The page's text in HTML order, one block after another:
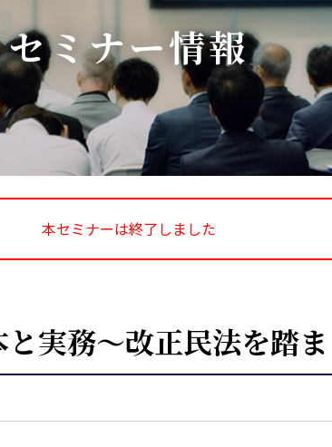
セミナー情報
本セミナーは終了しました
実務～改正民法を踏